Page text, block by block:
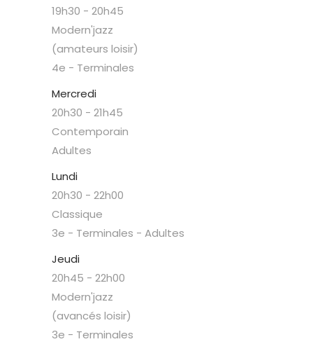
19h30 - 20h45
Modern'jazz
(amateurs loisir)
4e - Terminales
Mercredi
20h30 - 21h45
Contemporain
Adultes
Lundi
20h30 - 22h00
Classique
3e - Terminales - Adultes
Jeudi
20h45 - 22h00
Modern'jazz
(avancés loisir)
3e - Terminales